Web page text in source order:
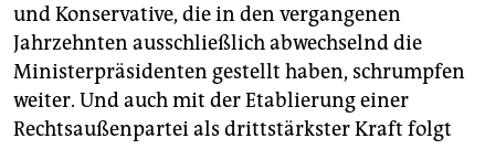
und Konservative, die in den vergangenen
Jahrzehnten ausschließlich abwechselnd die
Ministerpräsidenten gestellt haben, schrumpfen
weiter. Und auch mit der Etablierung einer
Rechtsaußenpartei als drittstärkster Kraft folgt